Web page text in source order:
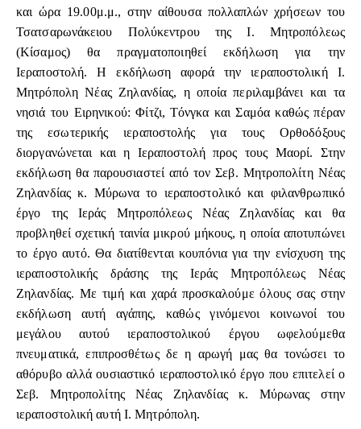
και ώρα 19.00μ.μ., στην αίθουσα πολλαπλών χρήσεων του
Τσατσαρωνάκειου Πολύκεντρου της Ι. Μητροπόλεως
(Κίσαμος) θα πραγματοποιηθεί εκδήλωση για την
Ιεραποστολή. Η εκδήλωση αφορά την ιεραποστολική Ι.
Μητρόπολη Νέας Ζηλανδίας, η οποία περιλαμβάνει και τα
νησιά του Ειρηνικού: Φίτζι, Τόνγκα και Σαμόα καθώς πέραν
της εσωτερικής ιεραποστολής για τους Ορθοδόξους
διοργανώνεται και η Ιεραποστολή προς τους Μαορί. Στην
εκδήλωση θα παρουσιαστεί από τον Σεβ. Μητροπολίτη Νέας
Ζηλανδίας κ. Μύρωνα το ιεραποστολικό και φιλανθρωπικό
έργο της Ιεράς Μητροπόλεως Νέας Ζηλανδίας και θα
προβληθεί σχετική ταινία μικρού μήκους, η οποία αποτυπώνει
το έργο αυτό. Θα διατίθενται κουπόνια για την ενίσχυση της
ιεραποστολικής δράσης της Ιεράς Μητροπόλεως Νέας
Ζηλανδίας. Με τιμή και χαρά προσκαλούμε όλους σας στην
εκδήλωση αυτή αγάπης, καθώς γινόμενοι κοινωνοί του
μεγάλου αυτού ιεραποστολικού έργου ωφελούμεθα
πνευματικά, επιπροσθέτως δε η αρωγή μας θα τονώσει το
αθόρυβο αλλά ουσιαστικό ιεραποστολικό έργο που επιτελεί ο
Σεβ. Μητροπολίτης Νέας Ζηλανδίας κ. Μύρωνας στην
ιεραποστολική αυτή Ι. Μητρόπολη.